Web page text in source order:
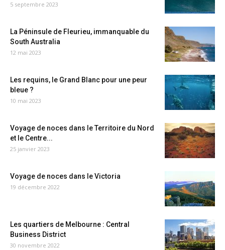
5 septembre 2023
La Péninsule de Fleurieu, immanquable du
South Australia
12 mai 2023
Les requins, le Grand Blanc pour une peur
bleue ?
10 mai 2023
Voyage de noces dans le Territoire du Nord
et le Centre...
25 janvier 2023
Voyage de noces dans le Victoria
19 décembre 2022
Les quartiers de Melbourne : Central
Business District
30 novembre 2022